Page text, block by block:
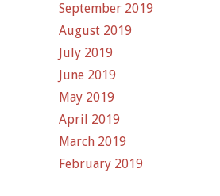
September 2019
August 2019
July 2019
June 2019
May 2019
April 2019
March 2019
February 2019